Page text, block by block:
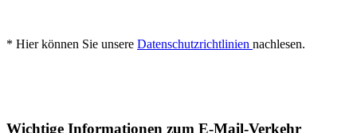
* Hier können Sie unsere Datenschutzrichtlinien nachlesen.
Wichtige Informationen zum E-Mail-Verkehr